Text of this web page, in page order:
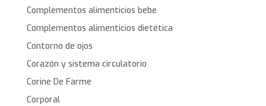
Complementos alimenticios bebe
Complementos alimenticios dietética
Contorno de ojos
Corazón y sistema circulatorio
Corine De Farme
Corporal